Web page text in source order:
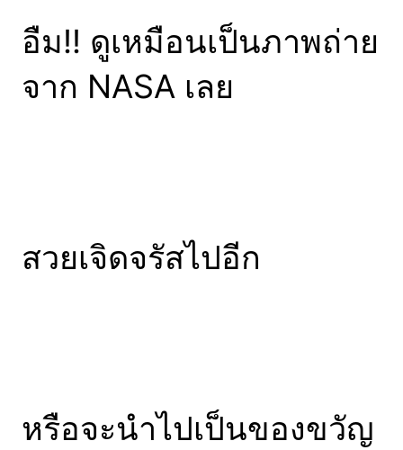
อืม!! ดูเหมือนเป็นภาพถ่าย
จาก NASA เลย
สวยเจิดจรัสไปอีก
หรือจะนำไปเป็นของขวัญ